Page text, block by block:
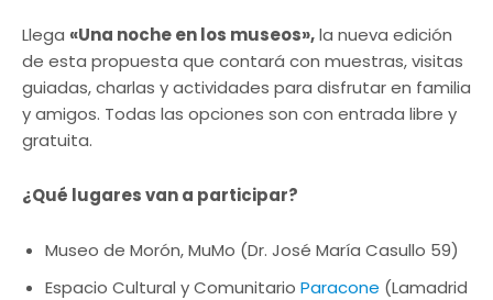
Llega «Una noche en los museos»,la nueva edición
de esta propuesta que contará con muestras, visitas
guiadas, charlas y actividades para disfrutar en familia
y amigos. Todas las opciones son con entrada libre y
gratuita.
¿Qué lugares van a participar?
Museo de Morón, MuMo (Dr. José María Casullo 59)
Espacio Cultural y Comunitario Paracone (Lamadrid